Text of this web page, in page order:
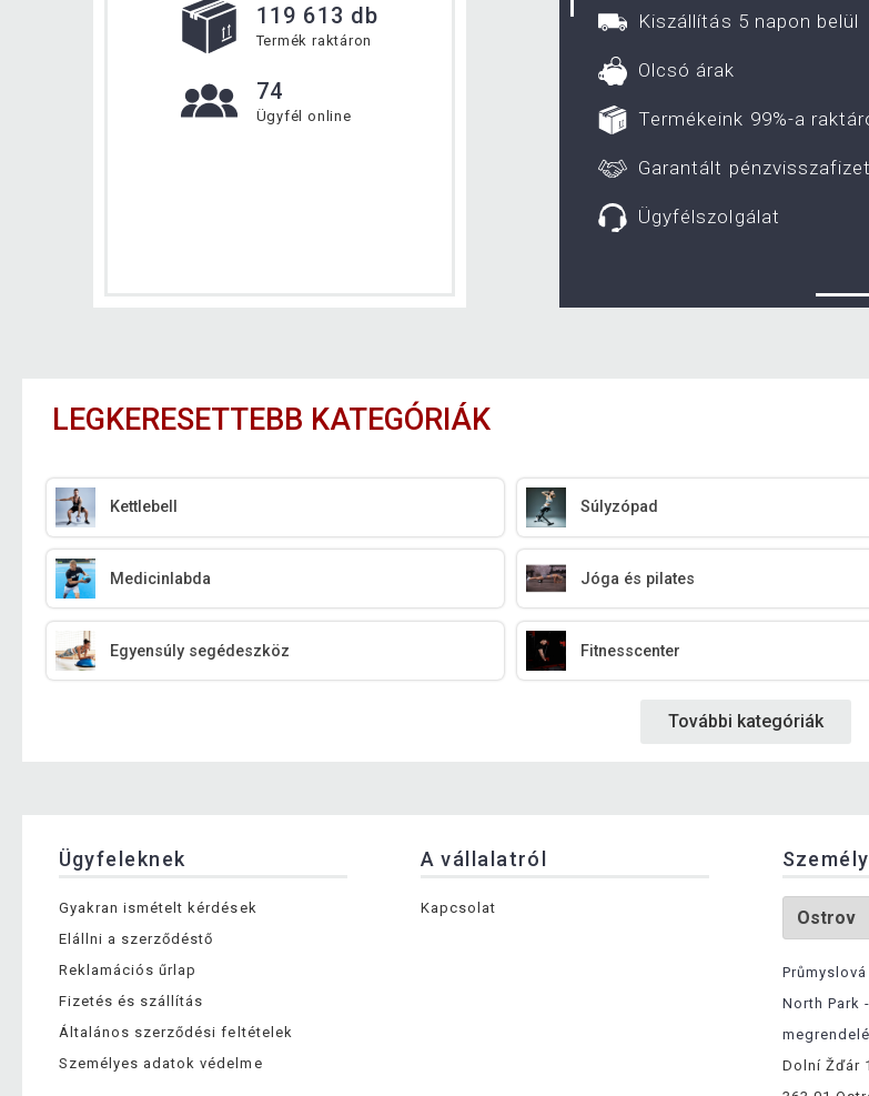
119 613 db
Termék raktáron
74
Ügyfél online
Kiszállítás 5 napon belül
Olcsó árak
Termékeink 99%-a
Garantált
Ügyfélszolgálat
LEGKERESETTEBB KATEGÓRIÁK
Kettlebell Súlyzópad
Medicinlabda Jóga és pilates
Egyensúly segédeszköz Fitnesscenter
További kategóriák
Ügyfeleknek
Gyakran ismételt kérdések
Elállni a szerződéstő
Reklamációs űrlap
Fizetés és szállítás
Általános szerződési feltételek
Személyes adatok védelme
A vállalatról
Kapcsolat
North Park
Dolní Žďár